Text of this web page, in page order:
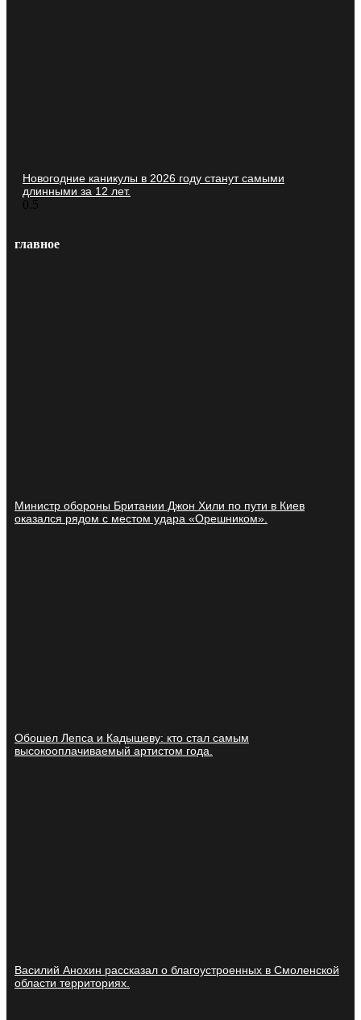
Новогодние каникулы в 2026 году станут самыми
длинными за 12 лет.
главное
Министр обороны Британии Джон Хили по пути в Киев
оказался рядом с местом удара «Орешником».
Обошел Лепса и Кадышеву: кто стал самым
высокооплачиваемый артистом года.
Василий Анохин рассказал о благоустроенных в Смоленской
области территориях.